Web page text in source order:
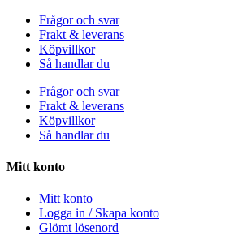
Frågor och svar
Frakt & leverans
Köpvillkor
Så handlar du
Frågor och svar
Frakt & leverans
Köpvillkor
Så handlar du
Mitt konto
Mitt konto
Logga in / Skapa konto
Glömt lösenord